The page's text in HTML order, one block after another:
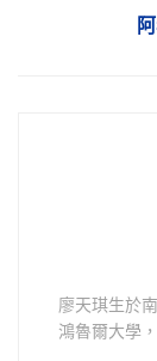
廖天琪生於
鴻魯爾大學